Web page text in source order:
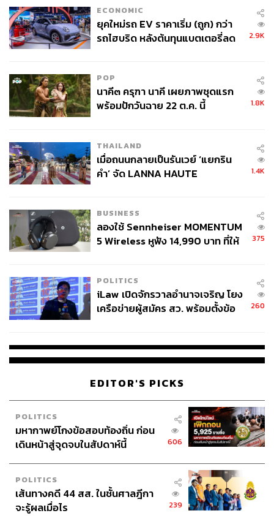
ECONOMIC
ยุคใหม่รถ EV ราคาเริ่ม (ถูก) กว่า
รถไฮบริด หลังต้นทุนแบตเตอรี่ลด
2.9K
POP
นาคี๓ ครุฑา นาคี เผยภาพชุดแรก
พร้อมปักวันฉาย 22 ต.ค. นี้
1.8K
THAILAND
เมื่อถนนกลายเป็นรันเวย์ ‘แยกริน
คำ’ จัด LANNA HAUTE
1.4K
BUSINESS
ลองใช้ Sennheiser MOMENTUM
5 Wireless หูฟัง 14,990 บาท ที่ให้
375
POLITICS
iLaw เปิดจักรวาลอำนาจเจริญ โยง
เครือข่ายผู้สมัคร สว. พร้อมตั้งข้อ
260
EDITOR'S PICKS
POLITICS
มหากาพย์โกงข้อสอบท้องถิ่น ก่อน
เดินหน้าสู่จุดจบในสัปดาห์นี้
606
POLITICS
เส้นทางคดี 44 สส. ในชั้นศาลฎีกา
จะรู้ผลเมื่อไร
239